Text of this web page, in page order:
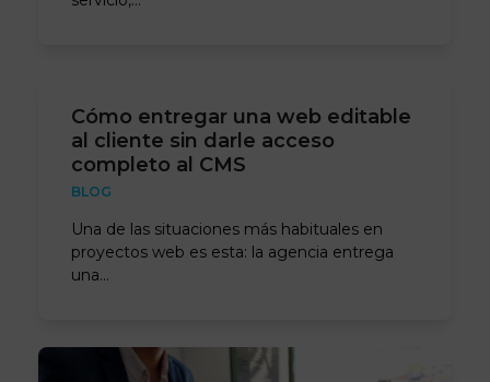
Cómo entregar una web editable
al cliente sin darle acceso
completo al CMS
BLOG
Una de las situaciones más habituales en
proyectos web es esta: la agencia entrega
una…